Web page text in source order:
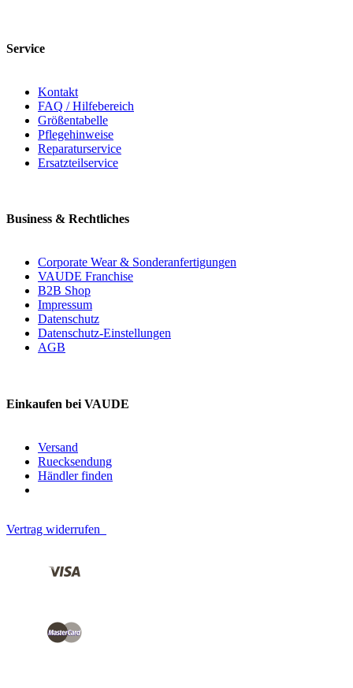
Service
Kontakt
FAQ / Hilfebereich
Größentabelle
Pflegehinweise
Reparaturservice
Ersatzteilservice
Business & Rechtliches
Corporate Wear & Sonderanfertigungen
VAUDE Franchise
B2B Shop
Impressum
Datenschutz
Datenschutz-Einstellungen
AGB
Einkaufen bei VAUDE
Versand
Ruecksendung
Händler finden
Vertrag widerrufen